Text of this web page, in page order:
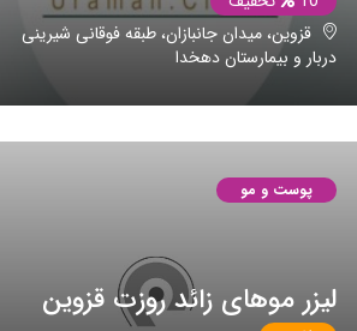
قزوین، میدان جانبازان، طبقه فوقانی شیرینی
دربار و بیمارستان دهخدا
پوست و مو
لیزر موهای زائد روزت قزوین